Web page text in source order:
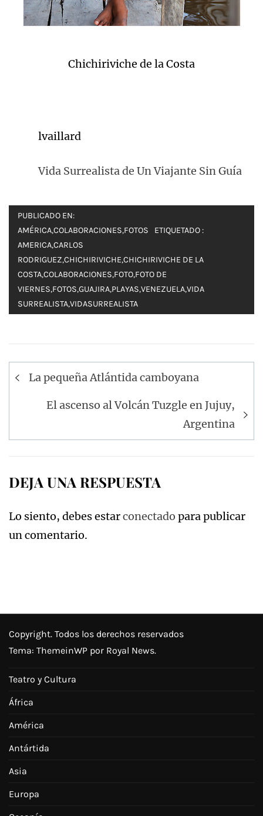
Chichiriviche de la Costa
lvaillard
Vida Surrealista de Un Viajante Sin Guía
PUBLICADO EN:
AMÉRICA,COLABORACIONES,FOTOS
ETIQUETADO :
AMERICA,CARLOS
RODRIGUEZ,CHICHIRIVICHE,CHICHIRIVICHE DE LA
COSTA,COLABORACIONES,FOTO,FOTO DE
VIERNES,FOTOS,GUAJIRA,PLAYAS,VENEZUELA,VIDA
SURREALISTA,VIDASURREALISTA
Navegación
entradas
La pequeña Atlántida camboyana
El ascenso al Volcán Tuzgle en Jujuy,
Argentina
DEJA UNA RESPUESTA
Lo siento, debes estarconectado para publicar
un comentario.
Copyright. Todos los derechos reservados
Tema: ThemeinWP por Royal News.
Teatro y Cultura
África
América
Antártida
Asia
Europa